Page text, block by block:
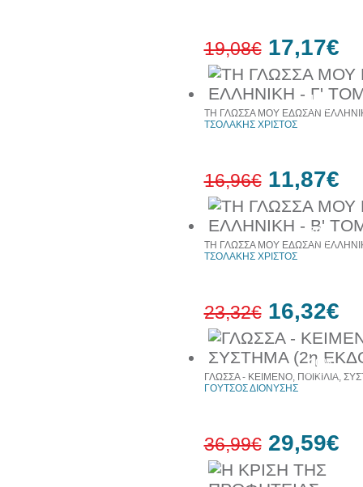
10%
έκπτωση
19,08€ 17,17€
30%
έκπτωση
web
ΤΗ ΓΛΩΣΣΑ ΜΟΥ ΕΔΩΣΑΝ
ΤΣΟΛΑΚΗΣ ΧΡΙΣΤΟΣ
16,96€ 11,87€
30%
έκπτωση
web
ΤΗ ΓΛΩΣΣΑ ΜΟΥ ΕΔΩΣΑΝ
ΤΣΟΛΑΚΗΣ ΧΡΙΣΤΟΣ
23,32€ 16,32€
ΓΛΩΣΣΑ - ΚΕΙΜΕΝΟ, ΠΟΙΚΙΛΙΑ,
ΓΟΥΤΣΟΣ ΔΙΟΝΥΣΗΣ
36,99€ 29,59€